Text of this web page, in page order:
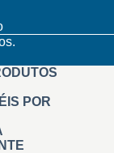
POR